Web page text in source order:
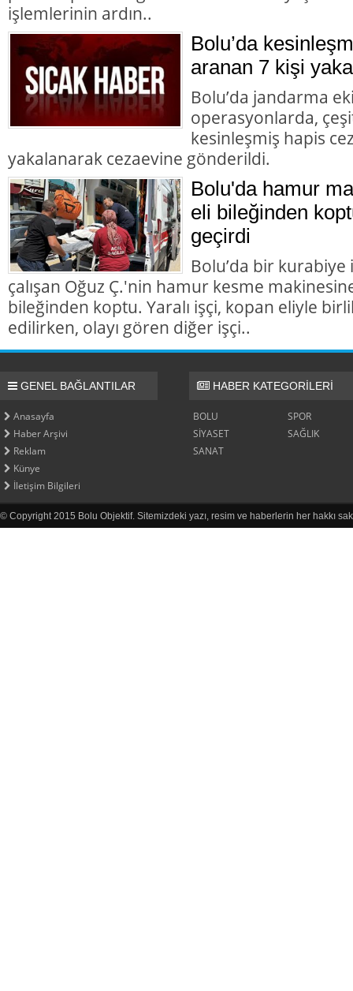
işlemlerinin ardın..
Bolu’da
aranan 7 kişi
Bolu’da jandarma
operasyonlarda,
kesinleşmiş hapis
yakalanarak cezaevine gönderildi.
Bolu'da hamur
eli bileğinden
geçirdi
Bolu’da bir
çalışan Oğuz Ç.'nin hamur kesme
bileğinden koptu. Yaralı işçi, kopan eliyle
edilirken, olayı gören diğer işçi..
GENEL BAĞLANTILAR
Anasayfa
Haber Arşivi
Reklam
Künye
İletişim Bilgileri
HABER KATEGORİLERİ
BOLU
SPOR
SİYASET
SAĞLIK
SANAT
© Copyright 2015 Bolu Objektif. Sitemizdeki yazı, resim ve haberlerin her hakkı